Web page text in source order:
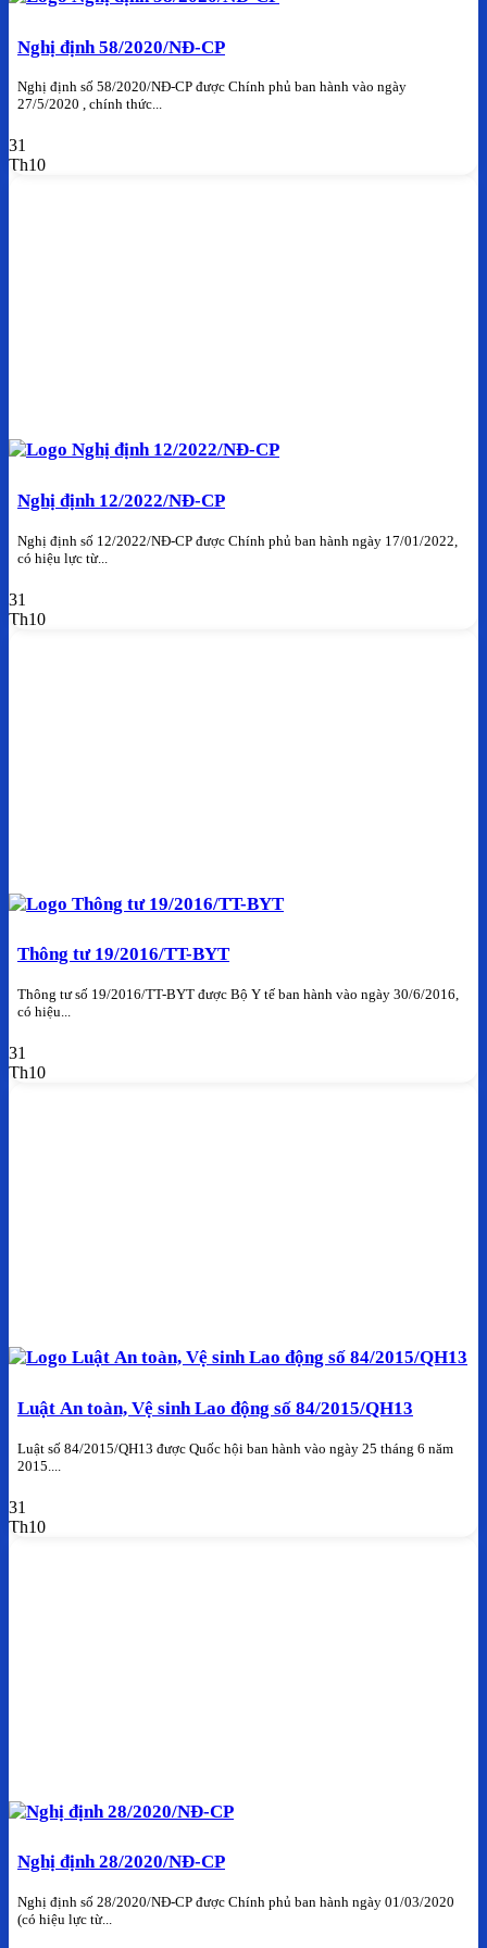
Nghị định 58/2020/NĐ-CP
Nghị định số 58/2020/NĐ-CP được Chính phủ ban hành vào ngày
27/5/2020 , chính thức...
31
Th10
Nghị định 12/2022/NĐ-CP
Nghị định số 12/2022/NĐ-CP được Chính phủ ban hành ngày 17/01/2022,
có hiệu lực từ...
31
Th10
Thông tư 19/2016/TT-BYT
Thông tư số 19/2016/TT-BYT được Bộ Y tế ban hành vào ngày 30/6/2016,
có hiệu...
31
Th10
Luật An toàn, Vệ sinh Lao động số 84/2015/QH13
Luật số 84/2015/QH13 được Quốc hội ban hành vào ngày 25 tháng 6 năm
2015....
31
Th10
Nghị định 28/2020/NĐ-CP
Nghị định số 28/2020/NĐ-CP được Chính phủ ban hành ngày 01/03/2020
(có hiệu lực từ...